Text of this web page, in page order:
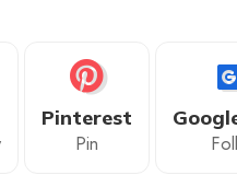
Pinterest
Pin